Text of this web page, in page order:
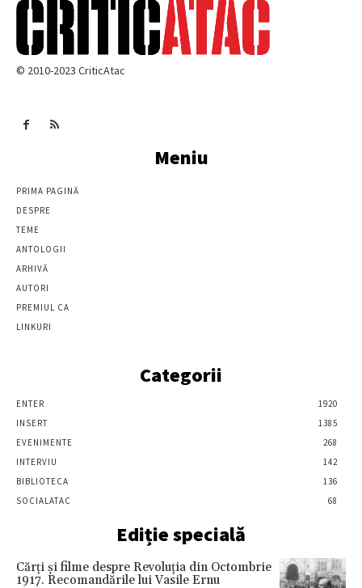
© 2010-2023 CriticAtac
Meniu
PRIMA PAGINĂ
DESPRE
TEME
ANTOLOGII
ARHIVĂ
AUTORI
PREMIUL CA
LINKURI
Categorii
ENTER
1920
INSERT
1385
EVENIMENTE
268
INTERVIU
142
BIBLIOTECA
136
SOCIALATAC
68
Ediție specială
Cărţi şi filme despre Revoluţia din Octombrie
1917. Recomandările lui Vasile Ernu